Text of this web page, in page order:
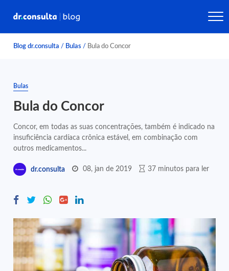
Blog dr.consulta / Bulas / Bula do Concor
Bulas
Bula do Concor
Concor, em todas as suas concentrações, também é indicado na
insuficiência cardíaca crônica estável, em combinação com
outros medicamentos...
dr.consulta 08, jan de 2019 37 minutos para ler